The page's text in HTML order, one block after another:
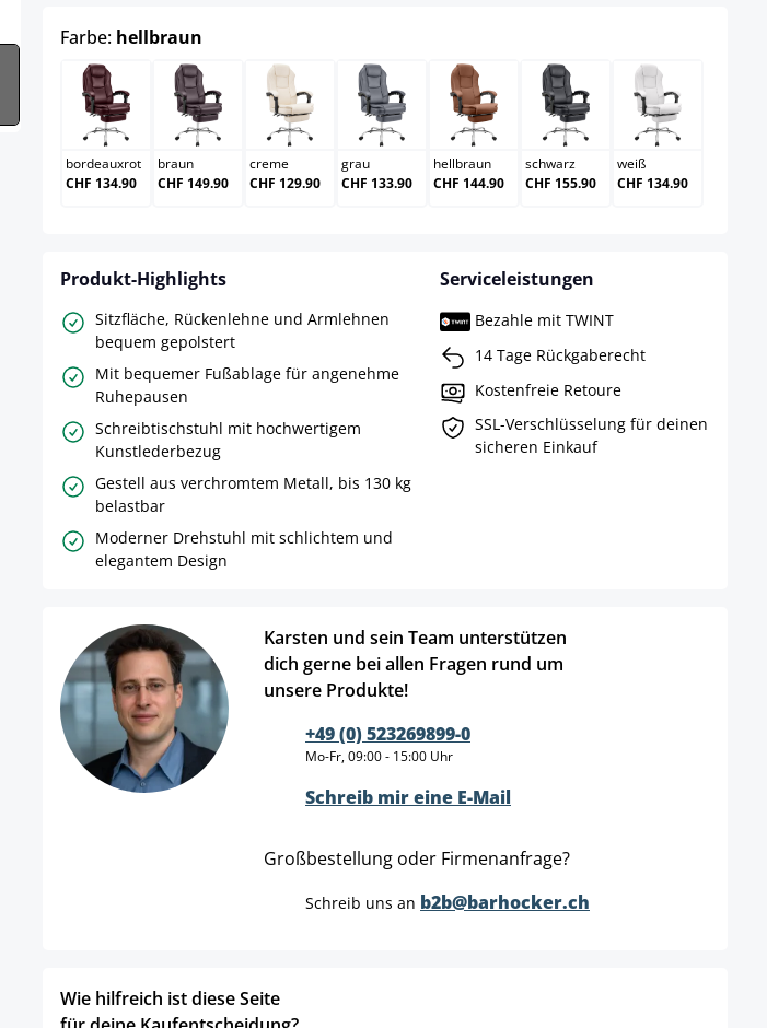
Farbe: hellbraun
bordeauxrot
bordeauxrot
CHF 134.90
braun
braun
CHF 149.90
creme
creme
CHF 129.90
grau
grau
CHF 133.90
hellbraun
hellbraun
CHF 144.90
schwarz
schwarz
CHF 155.90
weiß
weiß
CHF 134.90
Produkt-Highlights
Sitzfläche, Rückenlehne und Armlehnen
bequem gepolstert
Mit bequemer Fußablage für angenehme
Ruhepausen
Schreibtischstuhl mit hochwertigem
Kunstlederbezug
Gestell aus verchromtem Metall, bis 130 kg
belastbar
Moderner Drehstuhl mit schlichtem und
elegantem Design
Serviceleistungen
Bezahle mit TWINT
14 Tage Rückgaberecht
Kostenfreie Retoure
SSL-Verschlüsselung für deinen
sicheren Einkauf
Karsten und sein Team unterstützen
dich gerne bei allen Fragen rund um
unsere Produkte!
+49 (0) 523269899-0
Mo-Fr, 09:00 - 15:00 Uhr
Schreib mir eine E-Mail
Großbestellung oder Firmenanfrage?
Schreib uns an b2b@barhocker.ch
Wie hilfreich ist diese Seite